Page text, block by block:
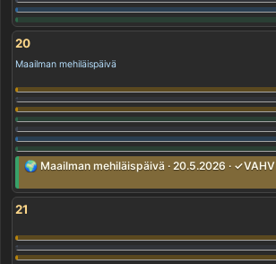
20
Maailman mehiläispäivä
🌍 Maailman mehiläispäivä · 20.5.2026 · ✓VAHV
21